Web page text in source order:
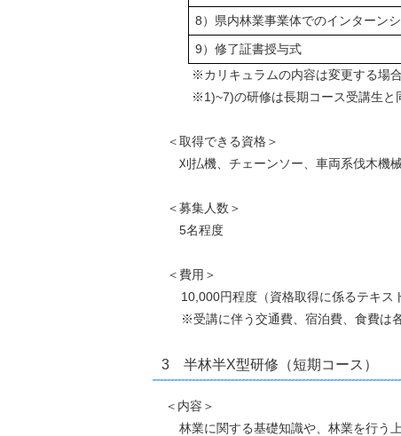
8）県内林業事業体でのインターン
9）修了証書授与式
※カリキュラムの内容は変更する場合
※1)~7)の研修は長期コース受講生と同
＜取得できる資格＞
刈払機、チェーンソー、車両系伐木機
＜募集人数＞
5名程度
＜費用＞
10,000円程度（資格取得に係るテキス
※受講に伴う交通費、宿泊費、食費は
3 半林半X型研修（短期コース）
＜内容＞
林業に関する基礎知識や、林業を行う